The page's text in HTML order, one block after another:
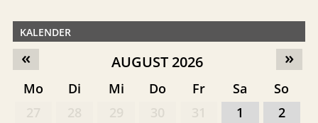
KALENDER
»
« AUGUST 2026
Mo Di Mi Do Fr Sa
So
1
2